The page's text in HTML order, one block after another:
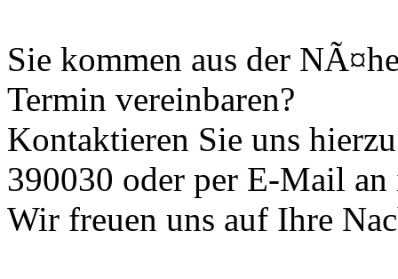
Sie kommen aus der
Termin vereinbaren?
Kontaktieren Sie uns
390030 oder per E-Mail
Wir freuen uns auf Ihre